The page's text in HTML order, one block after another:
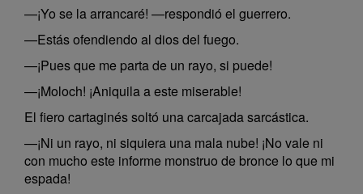
—¡Yo se la arrancaré! —respondió el guerrero.
—Estás ofendiendo al dios del fuego.
—¡Pues que me parta de un rayo, si puede!
—¡Moloch! ¡Aniquila a este miserable!
El fiero cartaginés soltó una carcajada sarcástica.
—¡Ni un rayo, ni siquiera una mala nube! ¡No vale ni
con mucho este informe monstruo de bronce lo que mi
espada!